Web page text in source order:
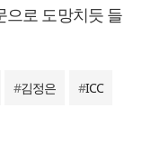
으로 도망치듯 들
#김정은 #ICC